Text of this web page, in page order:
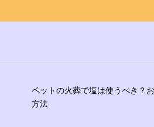
ペットの火葬で塩は使うべき？
方法